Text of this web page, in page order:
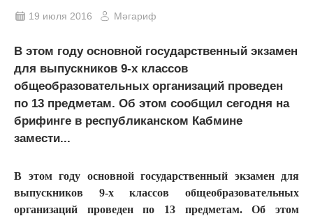
19 июля 2016 Мәгариф
В этом году основной государственный экзамен
для выпускников 9-х классов
общеобразовательных организаций проведен
по 13 предметам. Об этом сообщил сегодня на
брифинге в республиканском Кабмине
замести...
В этом году основной государственный экзамен для
выпускников 9-х классов общеобразовательных
организаций проведен по 13 предметам. Об этом